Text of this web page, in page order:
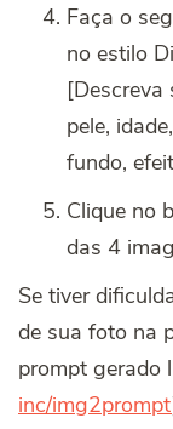
Faça o
no estilo
[Descreva
pele,
fundo,
Clique no
das 4
Se tiver
de sua foto na
prompt gerado
inc/img2prompt